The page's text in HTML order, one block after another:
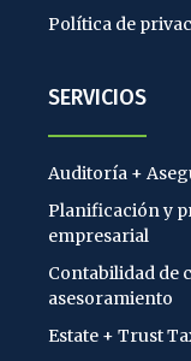
Política de
SERVICIOS
Auditoría +
Planificación y
empresarial
Contabilidad de
asesoramiento
Estate + Trust